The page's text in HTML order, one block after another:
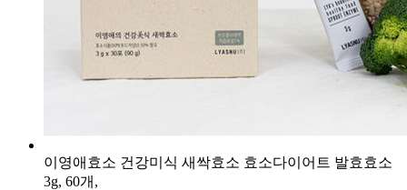
이영애효소 건강미식 새싹효소 효소다이어트 발효효소
3g, 60개,